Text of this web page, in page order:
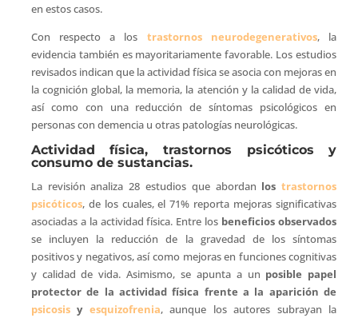
en estos casos.
Con respecto a los trastornos neurodegenerativos, la
evidencia también es mayoritariamente favorable. Los estudios
revisados indican que la actividad física se asocia con mejoras en
la cognición global, la memoria, la atención y la calidad de vida,
así como con una reducción de síntomas psicológicos en
personas con demencia u otras patologías neurológicas.
Actividad física, trastornos psicóticos y
consumo de sustancias.
La revisión analiza 28 estudios que abordan lostrastornos
psicóticos, de los cuales, el 71% reporta mejoras significativas
asociadas a la actividad física. Entre los beneficios observados
se incluyen la reducción de la gravedad de los síntomas
positivos y negativos, así como mejoras en funciones cognitivas
y calidad de vida. Asimismo, se apunta a un posible papel
protector de la actividad física frente a la aparición de
psicosisy esquizofrenia, aunque los autores subrayan la